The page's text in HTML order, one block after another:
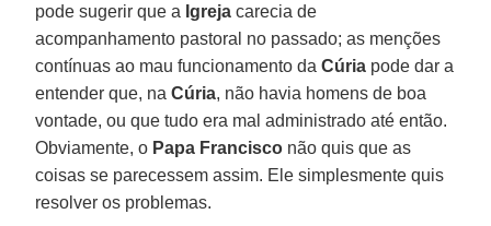
pode sugerir que a Igreja carecia de
acompanhamento pastoral no passado; as menções
contínuas ao mau funcionamento daCúria pode dar a
entender que, naCúria, não havia homens de boa
vontade, ou que tudo era mal administrado até então.
Obviamente, o Papa Francisco não quis que as
coisas se parecessem assim. Ele simplesmente quis
resolver os problemas.